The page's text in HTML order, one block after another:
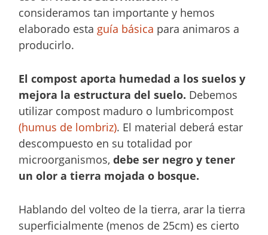
consideramos tan importante y hemos
elaborado esta guía básica para animaros a
producirlo.
El compost aporta humedad a los suelos y
mejora la estructura del suelo. Debemos
utilizar compost maduro o lumbricompost
(humus de lombriz). El material deberá estar
descompuesto en su totalidad por
microorganismos,debe ser negro y tener
un olor a tierra mojada o bosque.
Hablando del volteo de la tierra, arar la tierra
superficialmente (menos de 25cm) es cierto